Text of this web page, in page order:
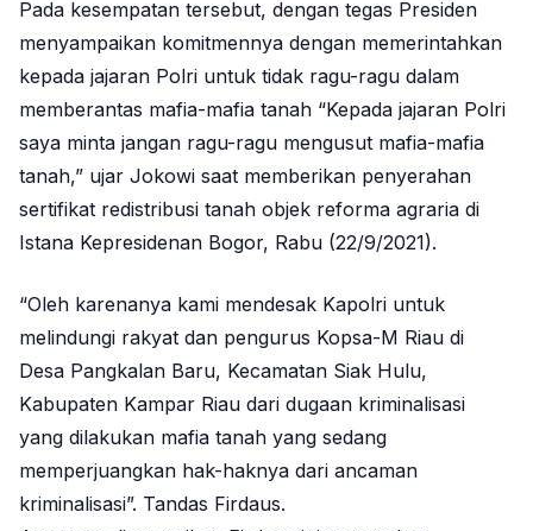
Pada kesempatan tersebut, dengan tegas Presiden
menyampaikan komitmennya dengan memerintahkan
kepada jajaran Polri untuk tidak ragu-ragu dalam
memberantas mafia-mafia tanah “Kepada jajaran Polri
saya minta jangan ragu-ragu mengusut mafia-mafia
tanah,” ujar Jokowi saat memberikan penyerahan
sertifikat redistribusi tanah objek reforma agraria di
Istana Kepresidenan Bogor, Rabu (22/9/2021).
“Oleh karenanya kami mendesak Kapolri untuk
melindungi rakyat dan pengurus Kopsa-M Riau di
Desa Pangkalan Baru, Kecamatan Siak Hulu,
Kabupaten Kampar Riau dari dugaan kriminalisasi
yang dilakukan mafia tanah yang sedang
memperjuangkan hak-haknya dari ancaman
kriminalisasi”. Tandas Firdaus.